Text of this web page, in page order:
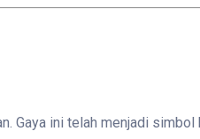
Gaya ini telah menjadi simbol